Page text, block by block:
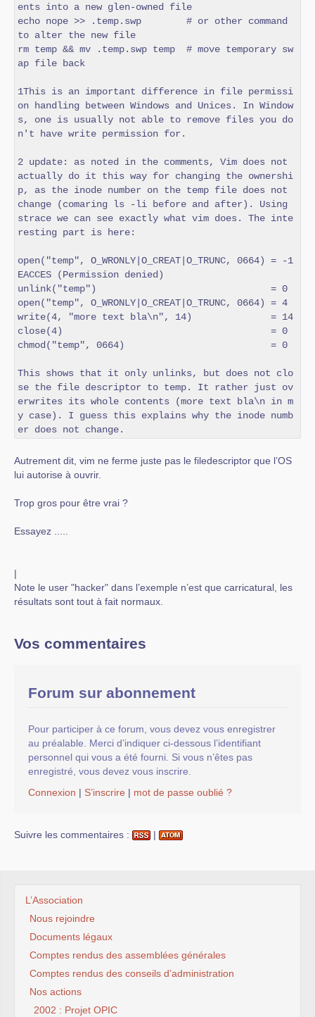
ents into a new glen-owned file
echo nope >> .temp.swp        # or other command
to alter the new file
rm temp && mv .temp.swp temp  # move temporary sw
ap file back
1This is an important difference in file permissi
on handling between Windows and Unices. In Window
s, one is usually not able to remove files you do
n't have write permission for.
2 update: as noted in the comments, Vim does not
actually do it this way for changing the ownershi
p, as the inode number on the temp file does not
change (comaring ls -li before and after). Using
strace we can see exactly what vim does. The inte
resting part is here:
open("temp", O_WRONLY|O_CREAT|O_TRUNC, 0664) = -1
EACCES (Permission denied)
unlink("temp")                               = 0
open("temp", O_WRONLY|O_CREAT|O_TRUNC, 0664) = 4
write(4, "more text bla\n", 14)              = 14
close(4)                                     = 0
chmod("temp", 0664)                          = 0
This shows that it only unlinks, but does not clo
se the file descriptor to temp. It rather just ov
erwrites its whole contents (more text bla\n in m
y case). I guess this explains why the inode numb
er does not change.
Autrement dit, vim ne ferme juste pas le filedescriptor que l’OS
lui autorise à ouvrir.
Trop gros pour être vrai ?
Essayez .....
|
Note le user "hacker" dans l’exemple n’est que carricatural, les
résultats sont tout à fait normaux.
Vos commentaires
Forum sur abonnement
Pour participer à ce forum, vous devez vous enregistrer
au préalable. Merci d’indiquer ci-dessous l’identifiant
personnel qui vous a été fourni. Si vous n’êtes pas
enregistré, vous devez vous inscrire.
Connexion | S’inscrire | mot de passe oublié ?
Suivre les commentaires : |
L’Association
Nous rejoindre
Documents légaux
Comptes rendus des assemblées générales
Comptes rendus des conseils d’administration
Nos actions
2002 : Projet OPIC